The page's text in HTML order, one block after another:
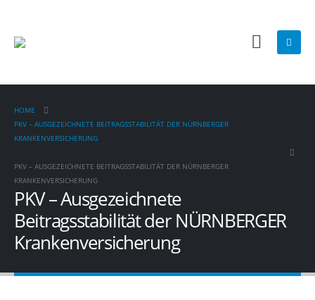
HOME
PKV – AUSGEZEICHNETE BEITRAGSSTABILITÄT DER NÜRNBERGER
KRANKENVERSICHERUNG
PKV – AUSGEZEICHNETE BEITRAGSSTABILITÄT DER NÜRNBERGER
KRANKENVERSICHERUNG
PKV – Ausgezeichnete
Beitragsstabilität der NÜRNBERGER
Krankenversicherung